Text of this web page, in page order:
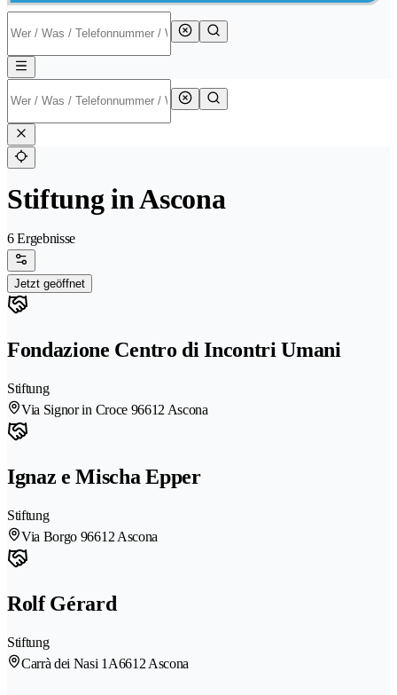
Stiftung in Ascona
6 Ergebnisse
Jetzt geöffnet
Fondazione Centro di Incontri Umani
Stiftung
Via Signor in Croce 96612 Ascona
Ignaz e Mischa Epper
Stiftung
Via Borgo 96612 Ascona
Rolf Gérard
Stiftung
Carrà dei Nasi 1A6612 Ascona